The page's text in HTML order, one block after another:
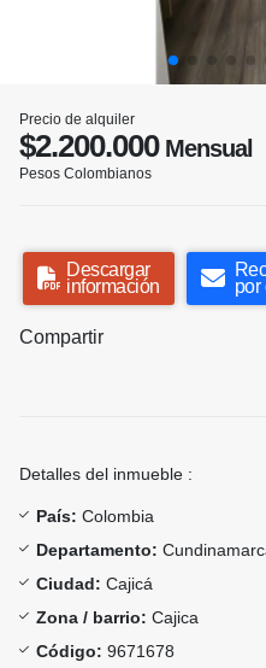
Precio de alquiler
$2.200.000Mensual
Pesos Colombianos
Descargar
información
por
Compartir
Detalles del inmueble :
País: Colombia
Departamento:
Ciudad: Cajicá
Zona / barrio: Cajica
Código: 9671678